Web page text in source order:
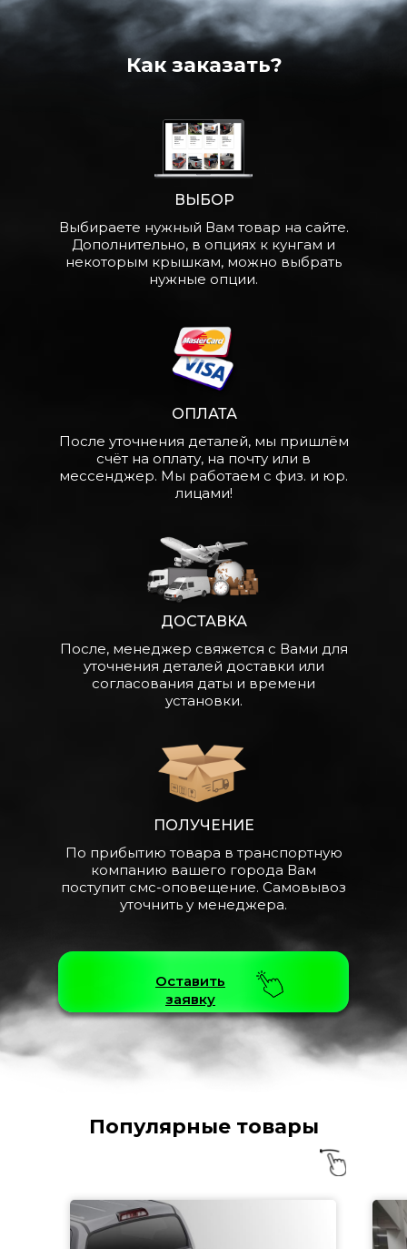
Оставить
заявку
ВЫБОР
ОПЛАТА
ДОСТАВКА
ПОЛУЧЕНИЕ
Как заказать?
Выбираете нужный Вам товар на сайте.
Дополнительно, в опциях к кунгам и
некоторым крышкам, можно выбрать
нужные опции.
После уточнения деталей, мы пришлём
счёт на оплату, на почту или в
мессенджер. Мы работаем с физ. и юр.
лицами!
По прибытию товара в транспортную
компанию вашего города Вам
поступит смс-оповещение. Самовывоз
уточнить у менеджера.
После, менеджер свяжется с Вами для
уточнения деталей доставки или
согласования даты и времени
установки.
Популярные товары